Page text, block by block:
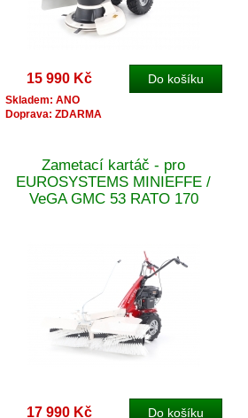
15 990 Kč
Skladem: ANO
Doprava: ZDARMA
Zametací kartáč - pro
EUROSYSTEMS MINIEFFE /
VeGA GMC 53 RATO 170
17 990 Kč